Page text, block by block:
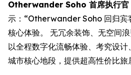
Otherwander Soho 首席执行
示：“Otherwander Soho 回归宾
核心体验。 无冗余装饰、无空间
以全程数字化流畅体验、考究设
城市核心地段，提供超高性价比旅